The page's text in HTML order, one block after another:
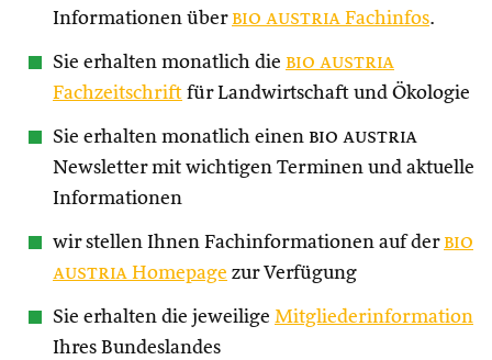
Informationen über bio austria Fachinfos.
Sie erhalten monatlich die bio austria
Fachzeitschrift für Landwirtschaft und Ökologie
Sie erhalten monatlich einen bio austria
Newsletter mit wichtigen Terminen und aktuelle
Informationen
wir stellen Ihnen Fachinformationen auf der bio
austria Homepage zur Verfügung
Sie erhalten die jeweilige Mitgliederinformation
Ihres Bundeslandes